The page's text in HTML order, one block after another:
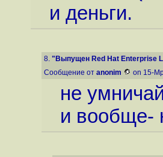
и деньги.
8. "Выпущен Red Hat Enterprise
Сообщение от anonim on 15-
не
и вообще-